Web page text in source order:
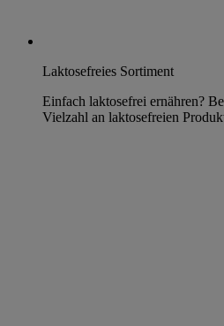
Laktosefreies Sortiment
Einfach laktosefrei ernähren?
Vielzahl an laktosefreien